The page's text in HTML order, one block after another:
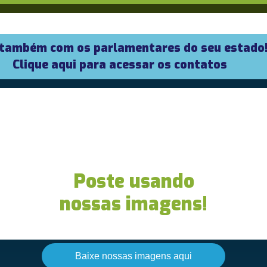
com os parlamentares do seu
Clique aqui para acessar os contatos
Poste usando
nossas imagens!
Baixe nossas imagens aqui